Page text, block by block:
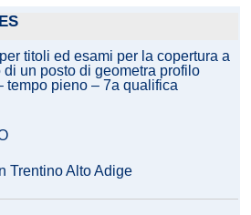
titoli ed esami per la copertura a
un posto di geometra profilo
tempo pieno – 7a qualifica
Trentino Alto Adige